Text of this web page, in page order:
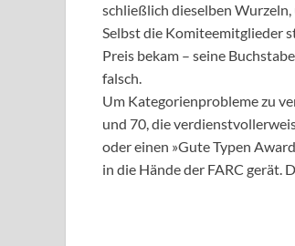
schließlich dieselben Wurzeln,
Selbst die Komiteemitglieder
Preis bekam – seine
falsch.
Um Kategorienprobleme zu
und 70, die
oder einen »Gute Typen
in die Hände der FARC gerät.